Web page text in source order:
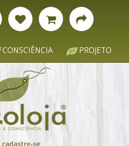
CONSCIÊNCIA PROJETO
cadastre-se